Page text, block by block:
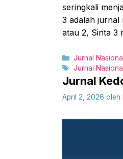
seringkali
3 adalah jurnal
atau 2, Sinta 3
Kategori
Jurnal Nasional
Tag
Jurnal Nasional
Jurnal
April 2, 2026 oleh